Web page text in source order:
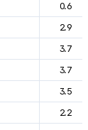
0.6
2.9
3.7
3.7
3.5
2.2